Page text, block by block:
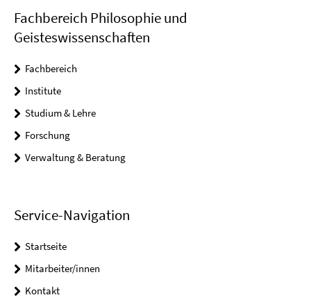
Fachbereich Philosophie und
Geisteswissenschaften
Fachbereich
Institute
Studium & Lehre
Forschung
Verwaltung & Beratung
Service-Navigation
Startseite
Mitarbeiter/innen
Kontakt